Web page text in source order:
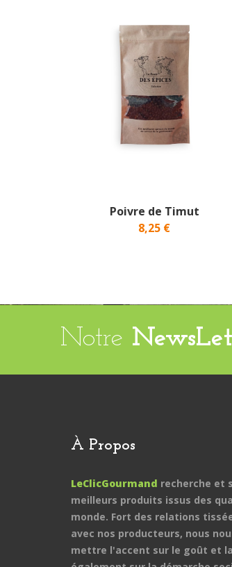
Poivre de Timut
8,25 €
Notre
À Propos
LeClicGourmand recherche et
meilleurs produits issus des
monde. Fort des relations
avec nos producteurs, nous
mettre l'accent sur le goût et